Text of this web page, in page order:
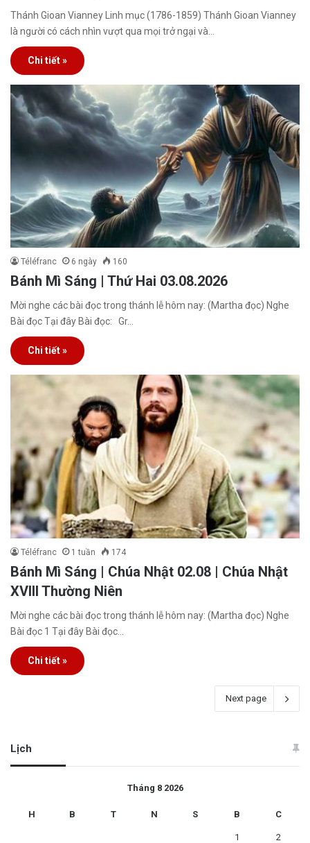
Thánh Gioan Vianney Linh mục (1786-1859) Thánh Gioan Vianney
là người có cách nhìn vượt qua mọi trở ngại và…
Chi tiết »
Téléfranc 6 ngày 160
Bánh Mì Sáng | Thứ Hai 03.08.2026
Mời nghe các bài đọc trong thánh lễ hôm nay: (Martha đọc) Nghe
Bài đọc Tại đây Bài đọc: Gr…
Chi tiết »
Téléfranc 1 tuần 174
Bánh Mì Sáng | Chúa Nhật 02.08 | Chúa Nhật
XVIII Thường Niên
Mời nghe các bài đọc trong thánh lễ hôm nay: (Martha đọc) Nghe
Bài đọc 1 Tại đây Bài đọc…
Chi tiết »
Next page
Lịch
Tháng 8 2026
H B T N S B C
1 2